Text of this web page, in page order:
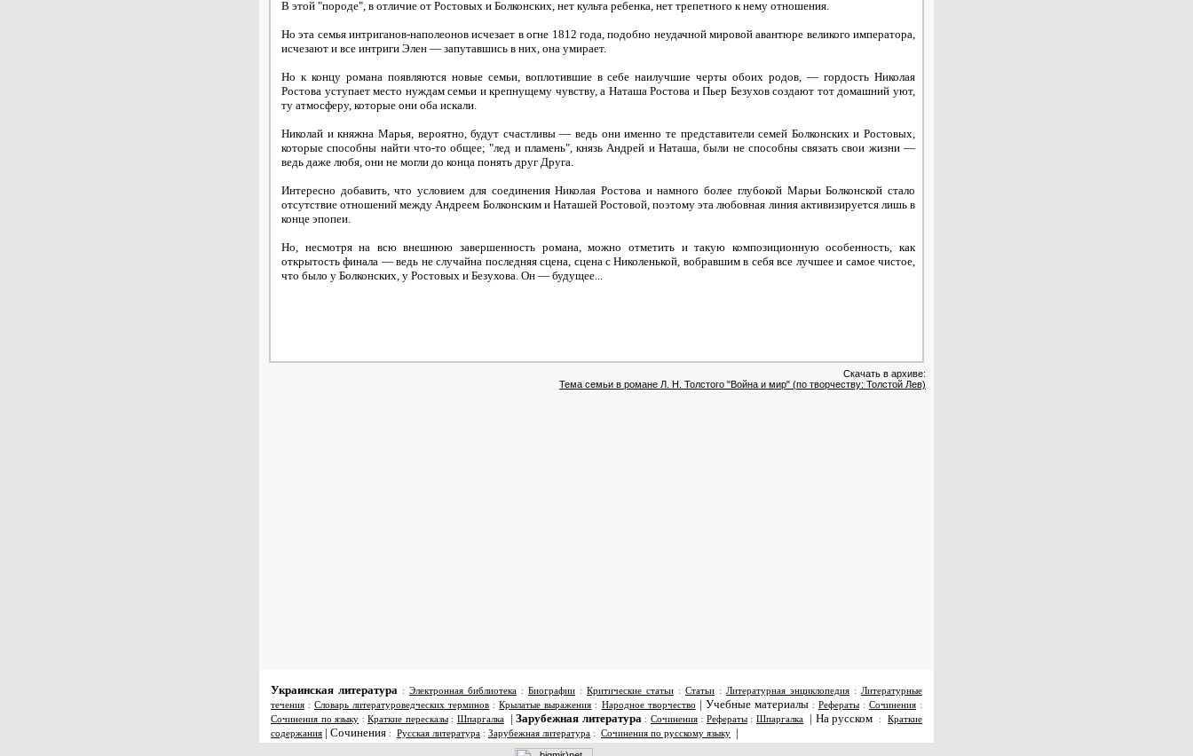
В этой "породе", в отличие от Ростовых и Болконских, нет культа ребенка, нет трепетного к нему отношения.
Но эта семья интриганов-наполеонов исчезает в огне 1812 года, подобно неудачной мировой авантюре великого императора,
исчезают и все интриги Элен — запутавшись в них, она умирает.
Но к концу романа появляются новые семьи, воплотившие в себе наилучшие черты обоих родов, — гордость Николая
Ростова уступает место нуждам семьи и крепнущему чувству, а Наташа Ростова и Пьер Безухов создают тот домашний уют,
ту атмосферу, которые они оба искали.
Николай и княжна Марья, вероятно, будут счастливы — ведь они именно те представители семей Болконских и Ростовых,
которые способны найти что-то общее; "лед и пламень", князь Андрей и Наташа, были не способны связать свои жизни —
ведь даже любя, они не могли до конца понять друг Друга.
Интересно добавить, что условием для соединения Николая Ростова и намного более глубокой Марьи Болконской стало
отсутствие отношений между Андреем Болконским и Наташей Ростовой, поэтому эта любовная линия активизируется лишь в
конце эпопеи.
Но, несмотря на всю внешнюю завершенность романа, можно отметить и такую композиционную особенность, как
открытость финала — ведь не случайна последняя сцена, сцена с Николенькой, вобравшим в себя все лучшее и самое чистое,
что было у Болконских, у Ростовых и Безухова. Он — будущее...
Скачать в архиве:
Тема семьи в романе Л. Н. Толстого "Война и мир" (по творчеству: Толстой Лев)
Украинская литература : Электронная библиотека : Биографии : Критические статьи : Статьи : Литературная энциклопедия : Литературные
течения :Словарь литературоведческих терминов :Крылатые выражения : Народное творчество | Учебные материалы : Рефераты:Сочинения :
Сочинения по языку :Краткие пересказы: Шпаргалка | Зарубежная литература : Сочинения: Рефераты: Шпаргалка | На русском :Краткие
содержания | Сочинения : Русская литература : Зарубежная литература : Сочинения по русскому языку |